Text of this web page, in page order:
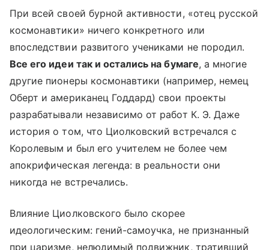
При всей своей бурной активности, «отец русской
космонавтики» ничего конкретного или
впоследствии развитого учениками не породил.
Все его идеи так и остались на бумаге, а многие
другие пионеры космонавтики (например, немец
Оберт и американец Годдард) свои проекты
разрабатывали независимо от работ К. Э. Даже
история о том, что Циолковский встречался с
Королевым и был его учителем не более чем
апокрифическая легенда: в реальности они
никогда не встречались.
Влияние Циолковского было скорее
идеологическим: гений-самоучка, не признанный
при царизме, нелюдимый подвижник, тративший